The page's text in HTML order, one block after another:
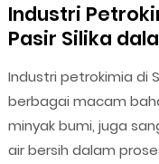
Industri
Pasir Silika
Industri petrokimia di
berbagai macam
minyak bumi, juga
air bersih dalam